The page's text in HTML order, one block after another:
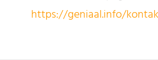
https://geniaal.info/